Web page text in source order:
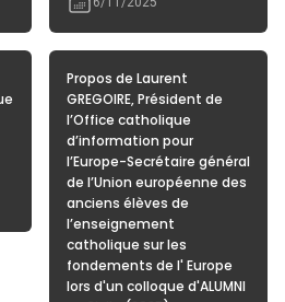
Propos de Laurent
GREGOIRE, Président de
l’Office catholique
d’information pour
l’Europe-Secrétaire général
de l’Union européenne des
anciens élèves de
l’enseignement
catholique sur les
fondements de l' Europe
lors d'un colloque d'ALUMNI